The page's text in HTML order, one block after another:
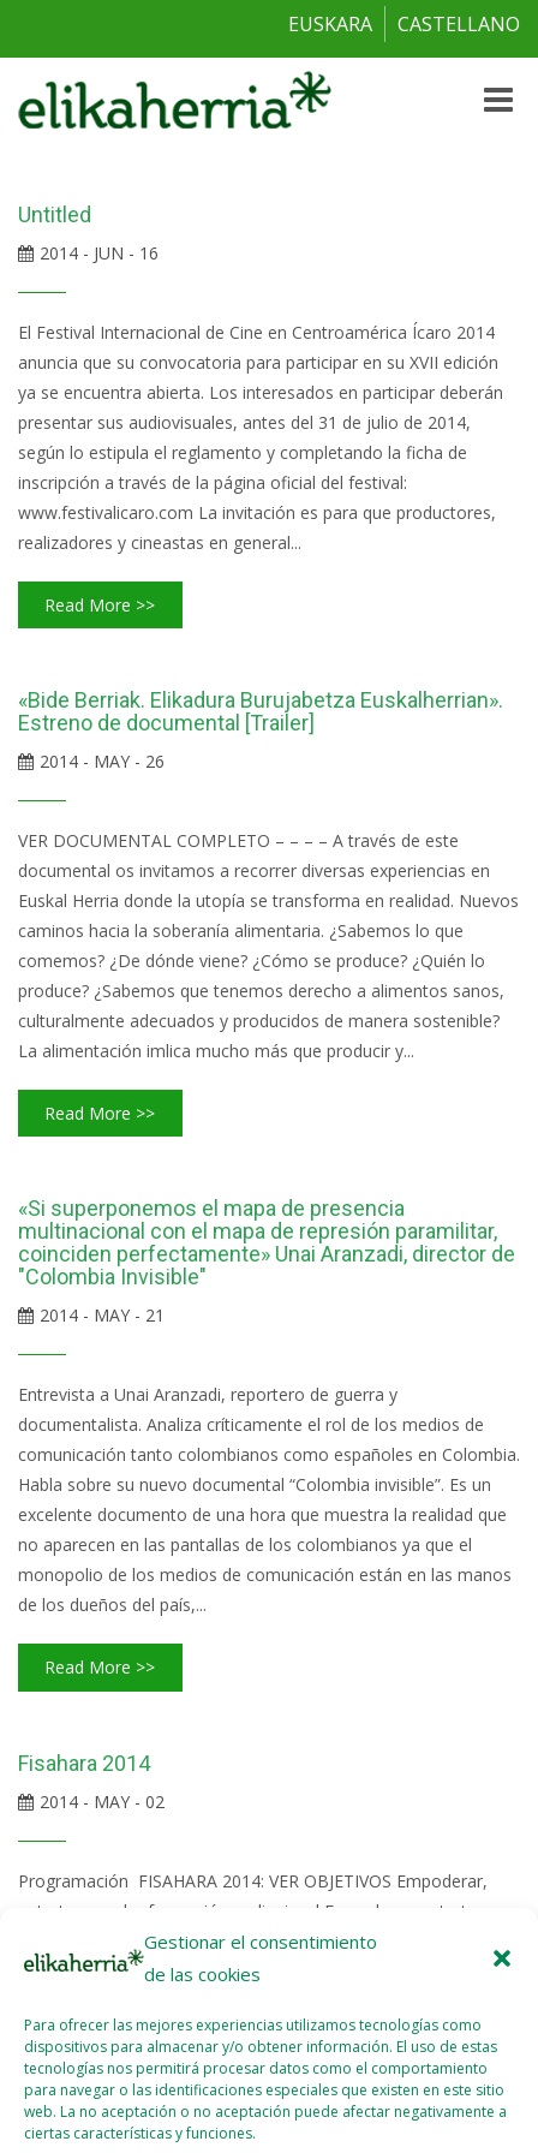
Gestionar el consentimiento
de las cookies
Para ofrecer las mejores experiencias utilizamos tecnologías como
dispositivos para almacenar y/o obtener información. El uso de estas
tecnologías nos permitirá procesar datos como el comportamiento
para navegar o las identificaciones especiales que existen en este sitio
web. La no aceptación o no aceptación puede afectar negativamente a
ciertas características y funciones.
EUSKARA CASTELLANO
Toggle
Untitled
2014 - JUN - 16
El Festival Internacional de Cine en Centroamérica Ícaro 2014
anuncia que su convocatoria para participar en su XVII edición
ya se encuentra abierta. Los interesados en participar deberán
presentar sus audiovisuales, antes del 31 de julio de 2014,
según lo estipula el reglamento y completando la ficha de
inscripción a través de la página oficial del festival:
www.festivalicaro.com La invitación es para que productores,
realizadores y cineastas en general...
Read More >>
«Bide Berriak. Elikadura Burujabetza Euskalherrian».
Estreno de documental [Trailer]
2014 - MAY - 26
VER DOCUMENTAL COMPLETO – – – – A través de este
documental os invitamos a recorrer diversas experiencias en
Euskal Herria donde la utopía se transforma en realidad. Nuevos
caminos hacia la soberanía alimentaria. ¿Sabemos lo que
comemos? ¿De dónde viene? ¿Cómo se produce? ¿Quién lo
produce? ¿Sabemos que tenemos derecho a alimentos sanos,
culturalmente adecuados y producidos de manera sostenible?
La alimentación imlica mucho más que producir y...
Read More >>
«Si superponemos el mapa de presencia
multinacional con el mapa de represión paramilitar,
coinciden perfectamente» Unai Aranzadi, director de
"Colombia Invisible"
2014 - MAY - 21
Entrevista a Unai Aranzadi, reportero de guerra y
documentalista. Analiza críticamente el rol de los medios de
comunicación tanto colombianos como españoles en Colombia.
Habla sobre su nuevo documental “Colombia invisible”. Es un
excelente documento de una hora que muestra la realidad que
no aparecen en las pantallas de los colombianos ya que el
monopolio de los medios de comunicación están en las manos
de los dueños del país,...
Read More >>
Fisahara 2014
2014 - MAY - 02
Programación FISAHARA 2014: VER OBJETIVOS Empoderar,
entretener y dar formación audiovisual Empoderar, entretener y
dar formación audiovisual a los refugiados del Sahara
Occidental empleando el cine como instrumento para la
internacional Llamar la atención de la comunidad internacional
hacia la problemática del Sahara Occidental, el sufrimiento de
los refugiados saharauis y la lucha del pueblo saharaui por la
justicia y la...